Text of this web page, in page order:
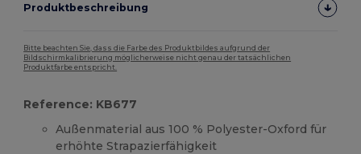
Produktbeschreibung
Bitte beachten Sie, dass die Farbe des Produktbildes aufgrund der
Bildschirmkalibrierung möglicherweise nicht genau der tatsächlichen
Produktfarbe entspricht.
Reference: KB677
Außenmaterial aus 100 % Polyester-Oxford für
erhöhte Strapazierfähigkeit